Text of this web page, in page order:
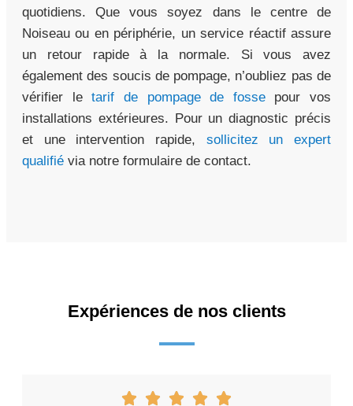
quotidiens. Que vous soyez dans le centre de
Noiseau ou en périphérie, un service réactif assure
un retour rapide à la normale. Si vous avez
également des soucis de pompage, n’oubliez pas de
vérifier letarif de pompage de fossepour vos
installations extérieures. Pour un diagnostic précis
et une intervention rapide, sollicitez un expert
qualifié via notre formulaire de contact.
Expériences de nos clients